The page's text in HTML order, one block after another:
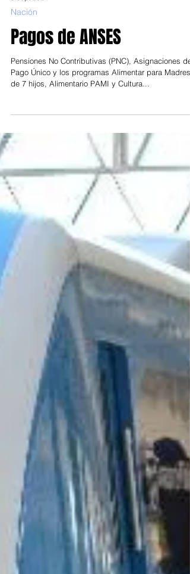
6 sept 2021
Nación
Pagos de ANSES
Pensiones No Contributivas (PNC), Asignaciones de
de 7 hijos, Alimentario PAMI y Cultura...